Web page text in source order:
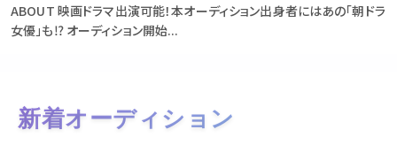
ABOUT 映画ドラマ出演可能！本オーディション出身者にはあの「朝ドラ
女優」も⁉ オーディション開始...
新着オーディション